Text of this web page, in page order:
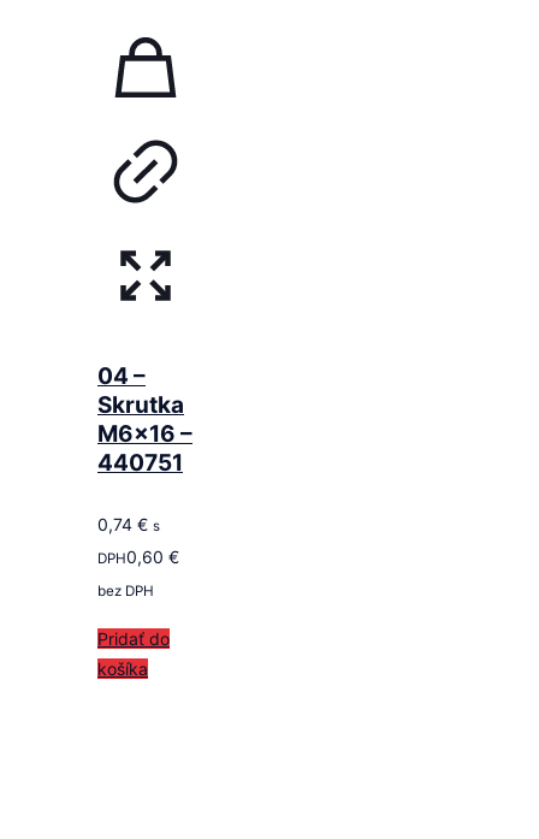
04 –
Skrutka
M6x16 –
440751
0,74 € s
DPH0,60 €
bez DPH
Pridať do
košíka